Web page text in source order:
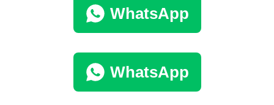
WhatsApp
WhatsApp